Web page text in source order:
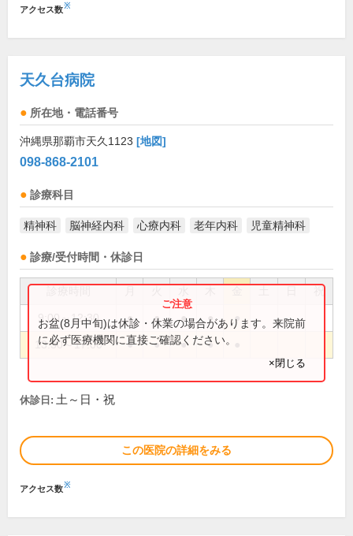
アクセス数※
天久台病院
所在地・電話番号
沖縄県那覇市天久1123 [地図]
098-868-2101
診療科目
精神科 脳神経内科 心療内科 老年内科 児童精神科
診療/受付時間・休診日
祝
9:00～12:30 ● ● ● ● ●
13:30～17:00 ● ● ● ●
お盆(8月中旬)は休診・休業の場合があります。来院前
に必ず医療機関に直接ご確認ください。
×閉じる
休診日: 土～日・祝
この医院の詳細をみる
アクセス数※